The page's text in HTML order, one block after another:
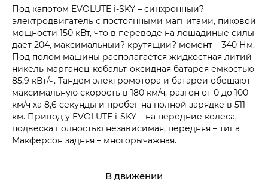
Под капотом EVOLUTE i‑SKY – синхронныи?
электродвигатель с постоянными магнитами, пиковой
мощности 150 кВт, что в переводе на лошадиные силы
дает 204, максимальныи? крутящии? момент – 340 Нм.
Под полом машины располагается жидкостная литий-
никель-марганец-кобальт-оксидная батарея емкостью
85,9 кВт/ч. Тандем электромотора и батареи обещают
максимальную скорость в 180 км/ч, разгон от 0 до 100
км/ч ха 8,6 секунды и пробег на полной зарядке в 511
км. Привод у EVOLUTE i‑SKY – на передние колеса,
подвеска полностью независимая, передняя – типа
Макферсон задняя – многорычажная.
В движении